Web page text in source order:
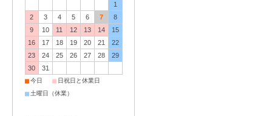
1
2
3 4 5 6 7
8
9
10 11 12 13 14
15
16
17 18 19 20 21
22
23
24 25 26 27 28
29
30
31
■今日 ■ 日祝日と休業日
■ 土曜日（休業）